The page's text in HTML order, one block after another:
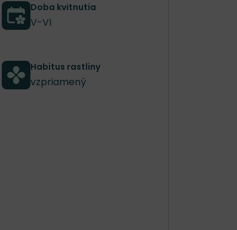
Doba kvitnutia
V-VI
Habitus rastliny
vzpriamený